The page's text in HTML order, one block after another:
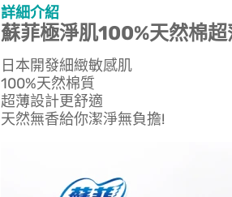
詳細介紹
蘇菲極淨肌100%天然棉
日本開發細緻敏感肌
100%天然棉質
超薄設計更舒適
天然無香給你潔淨無負擔!